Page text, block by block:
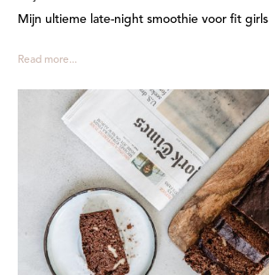
Mijn ultieme late-night smoothie voor fit girls
Read more...